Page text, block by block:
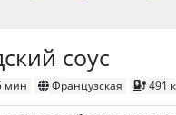
соус
мин Французская 491